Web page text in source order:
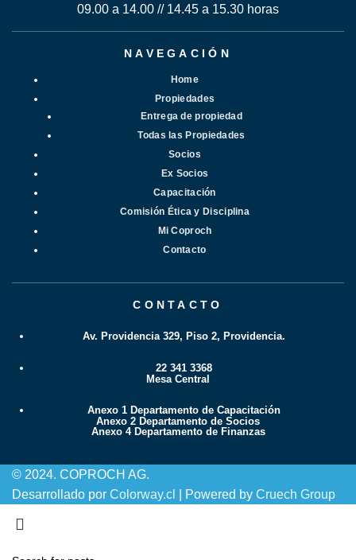
09.00 a 14.00 // 14.45 a 15.30 horas
NAVEGACIÓN
Home
Propiedades
Entrega de propiedad
Todas las Propiedades
Socios
Ex Socios
Capacitación
Comisión Ética y Disciplina
Mi Coproch
Contacto
CONTACTO
Av. Providencia 329, Piso 2, Providencia.
22 341 3368
Mesa Central
Anexo 1 Departamento de Capacitación
Anexo 2 Departamento de Socios
Anexo 4 Departamento de Finanzas
© 2024. COPROCH AG.
Desarrollado por Colorway.cl | Powered by Cruech Group